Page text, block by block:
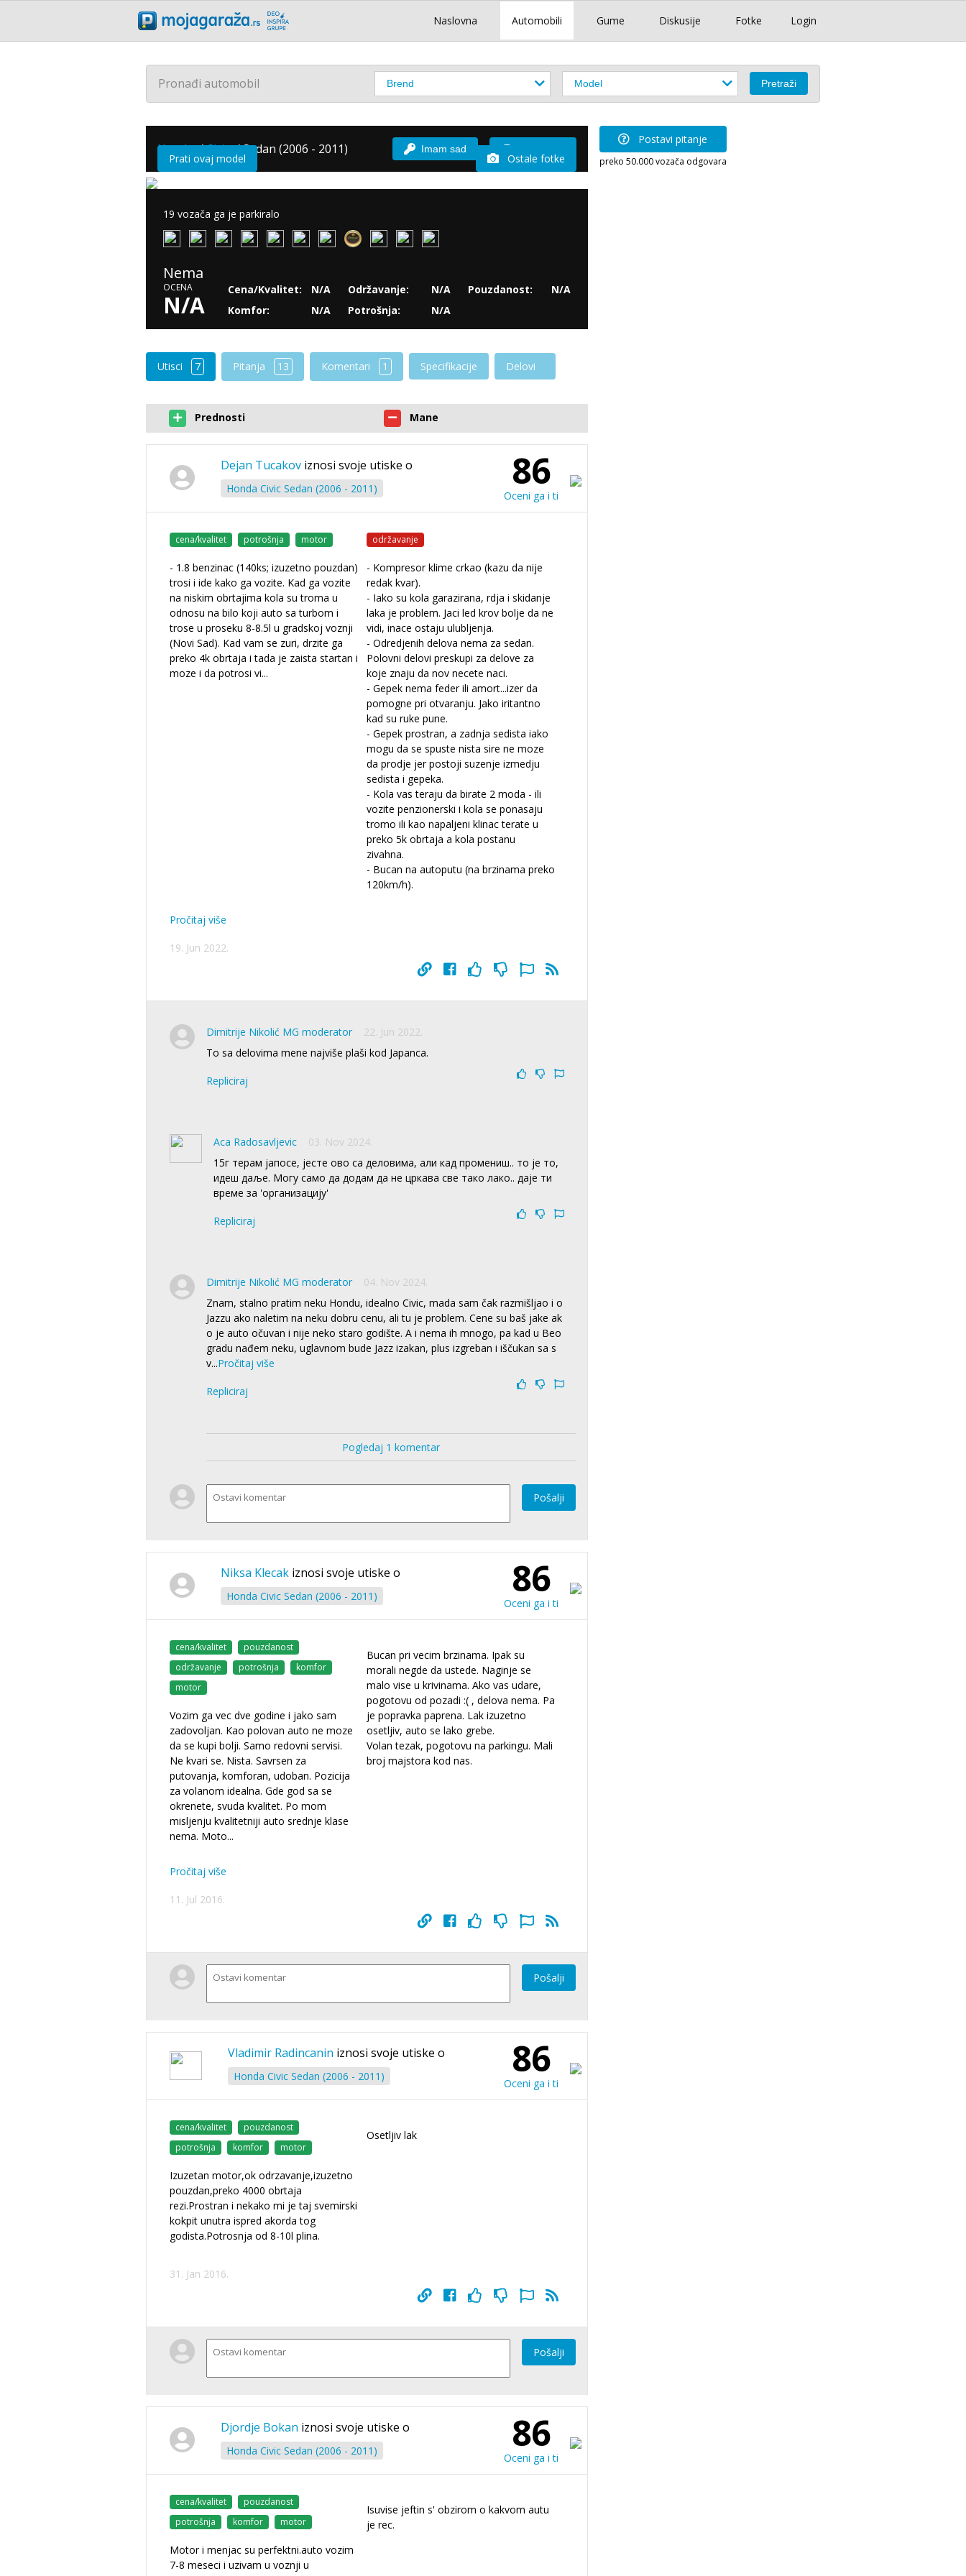
Login
Naslovna Automobili Gume Diskusije Fotke
Pronađi automobil
Honda /Civic /Sedan (2006 - 2011) Imam sad
Prati ovaj model Ostale fotke
19 vozača ga je parkiralo
Nema
OCENA
N/A
Cena/Kvalitet:
N/A
Komfor:
N/A
Održavanje:
N/A
Potrošnja:
N/A
Pouzdanost: N/A
Utisci 7 Pitanja 13 Komentari 1 Specifikacije Delovi
Prednosti Mane
Dejan Tucakov iznosi svoje utiske o
Honda Civic Sedan (2006 - 2011) 86
Oceni ga i ti
cena/kvalitet potrošnja motor
- 1.8 benzinac (140ks; izuzetno pouzdan)
trosi i ide kako ga vozite. Kad ga vozite
na niskim obrtajima kola su troma u
odnosu na bilo koji auto sa turbom i
trose u proseku 8-8.5l u gradskoj voznji
(Novi Sad). Kad vam se zuri, drzite ga
preko 4k obrtaja i tada je zaista startan i
moze i da potrosi vi...
održavanje
- Kompresor klime crkao (kazu da nije
redak kvar).
- Iako su kola garazirana, rdja i skidanje
laka je problem. Jaci led krov bolje da ne
vidi, inace ostaju ulubljenja.
- Odredjenih delova nema za sedan.
Polovni delovi preskupi za delove za
koje znaju da nov necete naci.
- Gepek nema feder ili amort...izer da
pomogne pri otvaranju. Jako iritantno
kad su ruke pune.
- Gepek prostran, a zadnja sedista iako
mogu da se spuste nista sire ne moze
da prodje jer postoji suzenje izmedju
sedista i gepeka.
- Kola vas teraju da birate 2 moda - ili
vozite penzionerski i kola se ponasaju
tromo ili kao napaljeni klinac terate u
preko 5k obrtaja a kola postanu
zivahna.
- Bucan na autoputu (na brzinama preko
120km/h).
Pročitaj više
19. Jun 2022.
Dimitrije Nikolić MG moderator
22. Jun 2022.
To sa delovima mene najviše plaši kod Japanca.
Repliciraj
Aca Radosavljevic
03. Nov 2024.
15г терам јапосе, јесте ово са деловима, али кад промениш.. то је то,
идеш даље. Могу само да додам да не цркава све тако лако.. даје ти
време за 'организацију'
Repliciraj
Dimitrije Nikolić MG moderator
04. Nov 2024.
Znam, stalno pratim neku Hondu, idealno Civic, mada sam čak razmišljao i o
Jazzu ako naletim na neku dobru cenu, ali tu je problem. Cene su baš jake ak
o je auto očuvan i nije neko staro godište. A i nema ih mnogo, pa kad u Beo
gradu nađem neku, uglavnom bude Jazz izakan, plus izgreban i iščukan sa s
v...Pročitaj više
Repliciraj
Pogledaj 1 komentar
Pošalji
Niksa Klecak iznosi svoje utiske o
Honda Civic Sedan (2006 - 2011) 86
Oceni ga i ti
cena/kvalitet
pouzdanost
održavanje
potrošnja
komfor
motor
Vozim ga vec dve godine i jako sam
zadovoljan. Kao polovan auto ne moze
da se kupi bolji. Samo redovni servisi.
Ne kvari se. Nista. Savrsen za
putovanja, komforan, udoban. Pozicija
za volanom idealna. Gde god sa se
okrenete, svuda kvalitet. Po mom
misljenju kvalitetniji auto srednje klase
nema. Moto...
Bucan pri vecim brzinama. Ipak su
morali negde da ustede. Naginje se
malo vise u krivinama. Ako vas udare,
pogotovu od pozadi :( , delova nema. Pa
je popravka paprena. Lak izuzetno
osetljiv, auto se lako grebe.
Volan tezak, pogotovu na parkingu. Mali
broj majstora kod nas.
Pročitaj više
11. Jul 2016.
Pošalji
Vladimir Radincanin iznosi svoje utiske o
Honda Civic Sedan (2006 - 2011) 86
Oceni ga i ti
cena/kvalitet
pouzdanost
potrošnja
komfor motor
Izuzetan motor,ok odrzavanje,izuzetno
pouzdan,preko 4000 obrtaja
rezi.Prostran i nekako mi je taj svemirski
kokpit unutra ispred akorda tog
godista.Potrosnja od 8-10l plina.
Osetljiv lak
31. Jan 2016.
Pošalji
Djordje Bokan iznosi svoje utiske o
Honda Civic Sedan (2006 - 2011) 86
Oceni ga i ti
cena/kvalitet
pouzdanost
potrošnja
komfor motor
Motor i menjac su perfektni.auto vozim
7-8 meseci i uzivam u voznji u
Isuvise jeftin s' obzirom o kakvom autu
je rec.
Postavi pitanje
preko 50.000 vozača odgovara